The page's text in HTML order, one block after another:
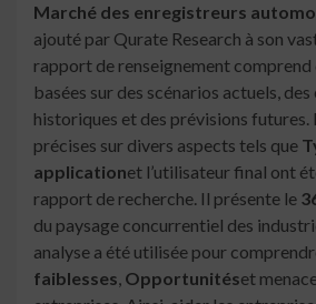
Marché des enregistreurs
ajouté par Qurate Research à son
rapport de renseignement comprend
basées sur des scénarios actuels,
historiques et des prévisions futures.
précises sur divers aspects tels que
applicationet l’utilisateur final ont
rapport de recherche. Il présente le
du paysage concurrentiel des
analyse a été utilisée pour
faiblesses, Opportunitéset